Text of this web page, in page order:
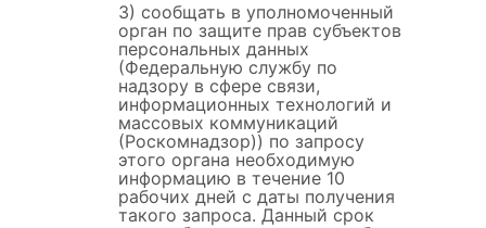
3) сообщать в уполномоченный
орган по защите прав субъектов
персональных данных
(Федеральную службу по
надзору в сфере связи,
информационных технологий и
массовых коммуникаций
(Роскомнадзор)) по запросу
этого органа необходимую
информацию в течение 10
рабочих дней с даты получения
такого запроса. Данный срок